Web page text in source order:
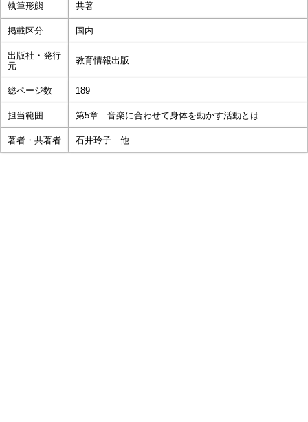
執筆形態 共著
掲載区分 国内
出版社・発行
元
教育情報出版
総ページ数 189
担当範囲 第5章 音楽に合わせて身体を動かす活動とは
著者・共著者 石井玲子 他